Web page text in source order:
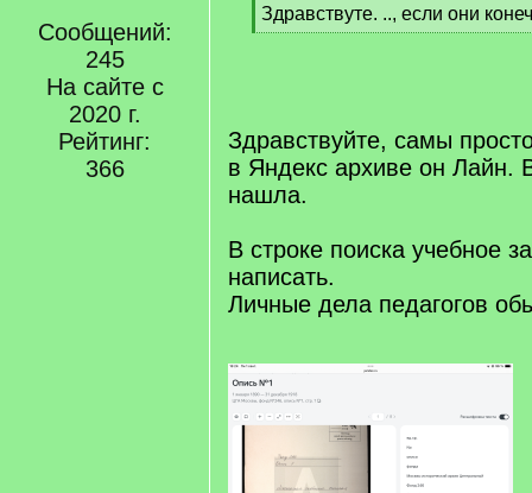
Сообщений:
245
На сайте с
2020 г.
Рейтинг:
366
[
q
Здравствуте. .., если они
[
Здравствуйте, самы
в Яндекс архиве он Лайн.
нашла.
В строке поиска учебное
написать.
Личные дела педагогов